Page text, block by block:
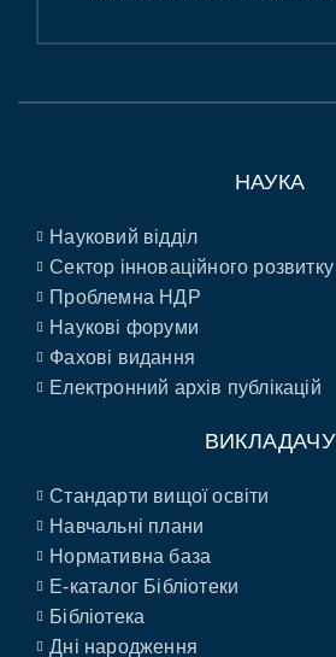
НАУКА
Науковий відділ
Сектор інноваційного розвитку
Проблемна НДР
Наукові форуми
Фахові видання
Електронний архів публікацій
ВИКЛАДАЧУ
Стандарти вищої освіти
Навчальні плани
Нормативна база
E-каталог Бібліотеки
Бібліотека
Дні народження